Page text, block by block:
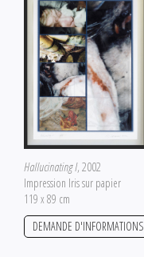
Hallucinating I, 2002
Impression Iris sur papier
119 x 89 cm
DEMANDE D'INFORMATIONS